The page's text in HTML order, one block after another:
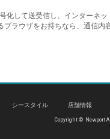
して送受信し、インターネ
ラウザをお持ちなら、通信
シースタイル 店舗情報
Copyright © Newport